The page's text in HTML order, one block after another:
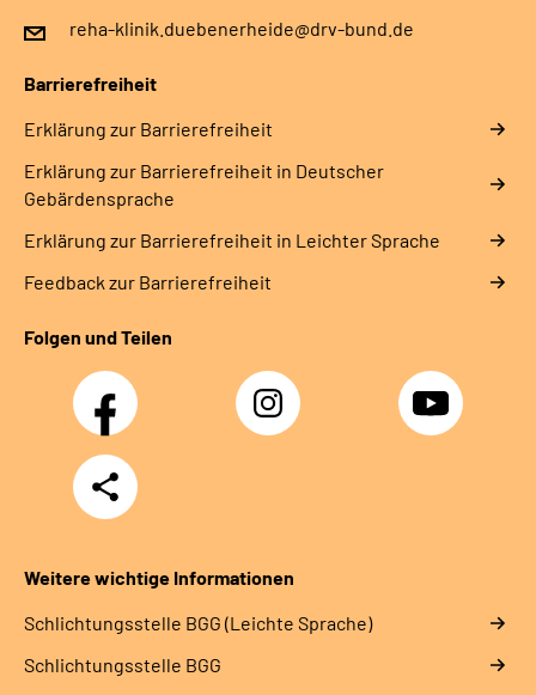
reha-klinik.duebenerheide@drv-bund.de
Barrierefreiheit
Erklärung zur Barrierefreiheit
Erklärung zur Barrierefreiheit in Deutscher
Gebärdensprache
Erklärung zur Barrierefreiheit in Leichter Sprache
Feedback zur Barrierefreiheit
Folgen und Teilen
Facebook Instagram YouTube
Teilen
Weitere wichtige Informationen
Schlich­tungs­stel­le BGG (Leichte Sprache)
Schlich­tungs­stel­le BGG